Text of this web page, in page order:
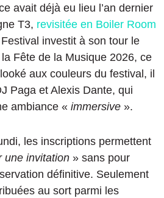
avait déjà eu lieu l’an dernier
T3, revisitée en Boiler Room
investit à son tour le
Fête de la Musique 2026, ce
aux couleurs du festival, il
Paga et Alexis Dante, qui
ambiance « immersive ».
les inscriptions permettent
une invitation » sans pour
définitive. Seulement
au sort parmi les